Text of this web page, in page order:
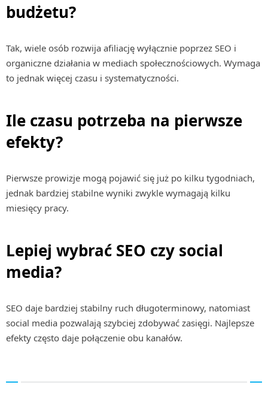
budżetu?
Tak, wiele osób rozwija afiliację wyłącznie poprzez SEO i
organiczne działania w mediach społecznościowych. Wymaga
to jednak więcej czasu i systematyczności.
Ile czasu potrzeba na pierwsze
efekty?
Pierwsze prowizje mogą pojawić się już po kilku tygodniach,
jednak bardziej stabilne wyniki zwykle wymagają kilku
miesięcy pracy.
Lepiej wybrać SEO czy social
media?
SEO daje bardziej stabilny ruch długoterminowy, natomiast
social media pozwalają szybciej zdobywać zasięgi. Najlepsze
efekty często daje połączenie obu kanałów.